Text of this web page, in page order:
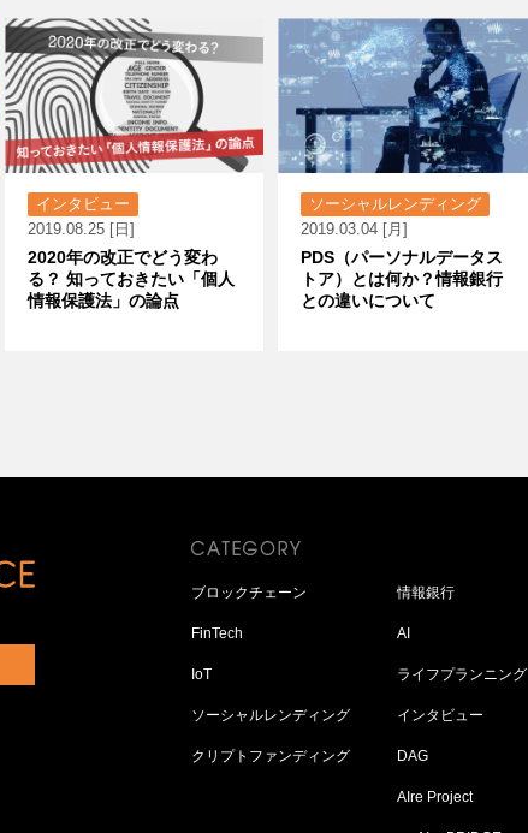
インタビュー
2019.08.25 [日]
2020年の改正でどう変わ
る？ 知っておきたい「個人
情報保護法」の論点
ソーシャルレンディング
2019.03.04 [月]
PDS（パーソナルデータス
トア）とは何か？情報銀行
との違いについて
ブロックチェーン
FinTech
IoT
ソーシャルレンディング
クリプトファンディング
情報銀行
AI
ライフプランニング
インタビュー
DAG
AIre Project